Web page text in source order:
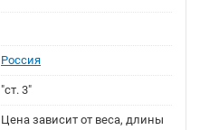
Россия
"ст. 3"
Цена зависит от веса, длины